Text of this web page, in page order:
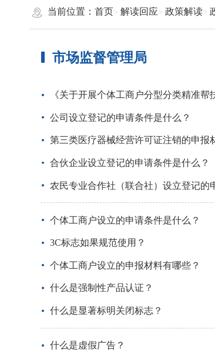
当前位置： 首页 解读回应 政策解读
市场监督管理局
《关于开展个体工商户分型分类精准
公司设立登记的申请条件是什么？
第三类医疗器械经营许可证注销的申报
合伙企业设立登记的申请条件是什么？
农民专业合作社（联合社）设立登记的
个体工商户设立的申请条件是什么？
3C标志如果规范使用？
个体工商户设立的申报材料有哪些？
什么是强制性产品认证？
什么是显著标明关闭标志？
什么是虚假广告？